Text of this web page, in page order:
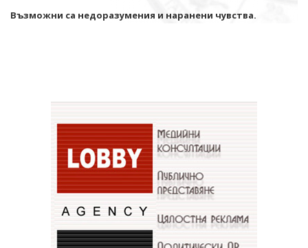
Възможни са недоразумения и наранени чувства.